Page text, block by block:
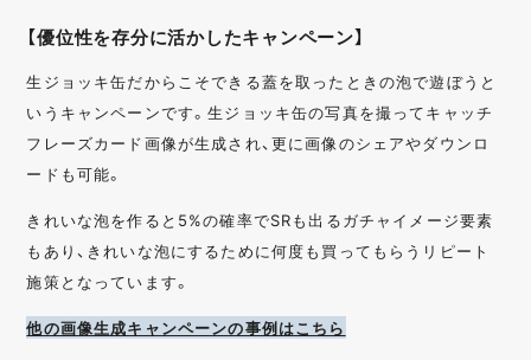
【優位性を存分に活かしたキャンペーン】
生ジョッキ缶だからこそできる蓋を取ったときの泡で遊ぼうと
いうキャンペーンです。生ジョッキ缶の写真を撮ってキャッチ
フレーズカード画像が生成され、更に画像のシェアやダウンロ
ードも可能。
きれいな泡を作ると5%の確率でSRも出るガチャイメージ要素
もあり、きれいな泡にするために何度も買ってもらうリピート
施策となっています。
他の画像生成キャンペーンの事例はこちら